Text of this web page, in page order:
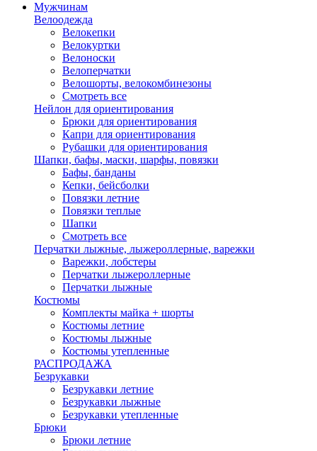
Мужчинам
Велоодежда
Велокепки
Велокуртки
Велоноски
Велоперчатки
Велошорты, велокомбинезоны
Смотреть все
Нейлон для ориентирования
Брюки для ориентирования
Капри для ориентирования
Рубашки для ориентирования
Шапки, бафы, маски, шарфы, повязки
Бафы, банданы
Кепки, бейсболки
Повязки летние
Повязки теплые
Шапки
Смотреть все
Перчатки лыжные, лыжероллерные, варежки
Варежки, лобстеры
Перчатки лыжероллерные
Перчатки лыжные
Костюмы
Комплекты майка + шорты
Костюмы летние
Костюмы лыжные
Костюмы утепленные
РАСПРОДАЖА
Безрукавки
Безрукавки летние
Безрукавки лыжные
Безрукавки утепленные
Брюки
Брюки летние